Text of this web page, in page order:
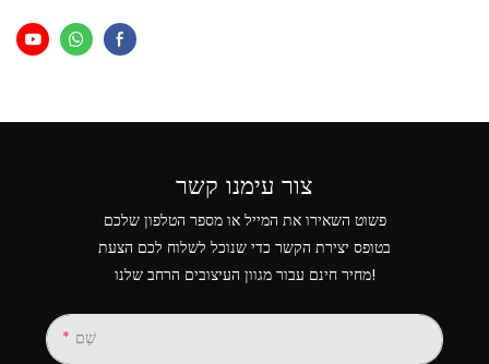
צור עימנו קשר
פשוט השאירו את המייל או מספר הטלפון שלכם
בטופס יצירת הקשר כדי שנוכל לשלוח לכם הצעת
מחיר חינם עבור מגוון העיצובים הרחב שלנו!
שֵׁם